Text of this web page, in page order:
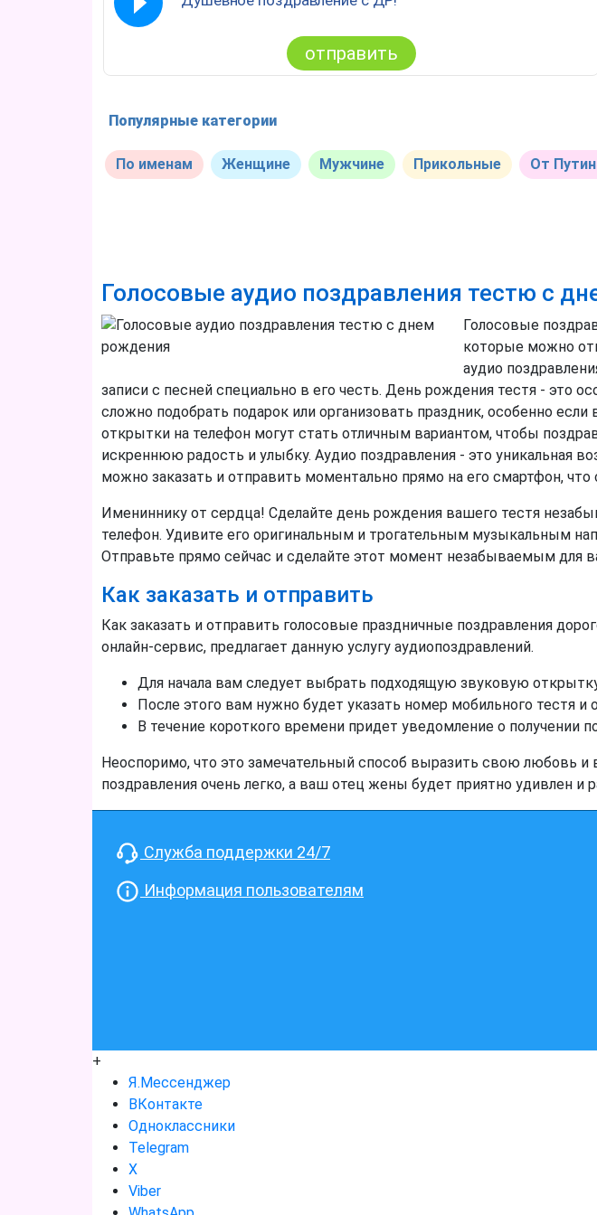
отправить
Популярные категории
По именам Женщине Мужчине Прикольные От
Голосовые аудио поздравления тестю с
Голосовые
которые можно
аудио
записи с песней специально в его честь. День рождения тестя - это
сложно подобрать подарок или организовать праздник, особенно
открытки на телефон могут стать отличным вариантом, чтобы
искреннюю радость и улыбку. Аудио поздравления - это уникальная
можно заказать и отправить моментально прямо на его смартфон,
Имениннику от сердца! Сделайте день рождения вашего тестя
телефон. Удивите его оригинальным и трогательным музыкальным
Отправьте прямо сейчас и сделайте этот момент незабываемым для
Как заказать и отправить
Как заказать и отправить голосовые праздничные поздравления
онлайн-сервис, предлагает данную услугу аудиопоздравлений.
Для начала вам следует выбрать подходящую звуковую
После этого вам нужно будет указать номер мобильного тестя и
В течение короткого времени придет уведомление о получении
Неоспоримо, что это замечательный способ выразить свою любовь и
поздравления очень легко, а ваш отец жены будет приятно удивлен и
Служба поддержки 24/7
Информация пользователям
+
Я.Мессенджер
ВКонтакте
Одноклассники
Telegram
X
Viber